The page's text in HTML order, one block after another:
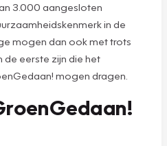
3.000 aangesloten
in de
mogen dan ook met trots
de eerste zijn die het
mogen dragen.